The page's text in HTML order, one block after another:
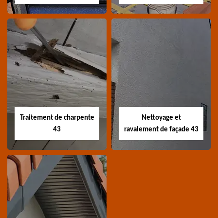
Devis nettoyage de
toiture 43
Devis nettoyage de
toiture 43 Haute-Loire
toiture 43
Devis réparation de
toiture 43 Haute-Loire
Traitement de charpente
43
Traitement de
charpente 43
Nettoyage et
ravalement de façade 43